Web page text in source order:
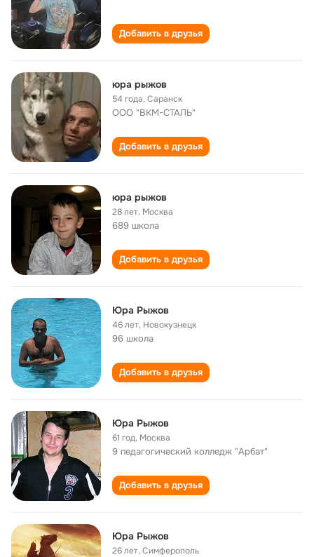
Добавить в друзья
юра рыжов
54 года,Саранск
ООО "ВКМ-СТАЛЬ"
Добавить в друзья
юра рыжов
28 лет, Москва
689 школа
Добавить в друзья
Юра Рыжов
46 лет, Новокузнецк
96 школа
Добавить в друзья
Юра Рыжов
61 год, Москва
9 педагогический колледж "Арбат"
Добавить в друзья
Юра Рыжов
26 лет,Симферополь